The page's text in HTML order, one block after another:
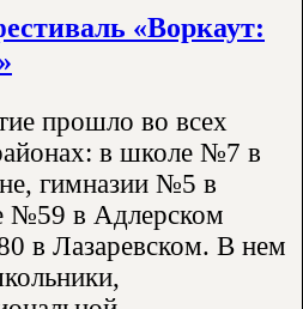
«Воркаут:
прошло во всех
в школе №7 в
гимназии №5 в
№59 в Адлерском
в Лазаревском. В нем